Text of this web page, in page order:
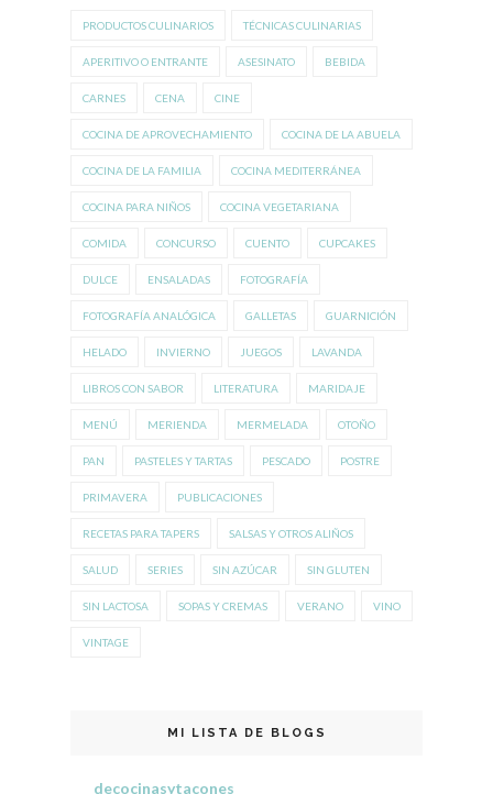
PRODUCTOS CULINARIOS TÉCNICAS CULINARIAS
APERITIVO O ENTRANTE ASESINATO BEBIDA
CARNES CENA CINE
COCINA DE APROVECHAMIENTO COCINA DE LA ABUELA
COCINA DE LA FAMILIA COCINA MEDITERRÁNEA
COCINA PARA NIÑOS COCINA VEGETARIANA
COMIDA CONCURSO CUENTO CUPCAKES
DULCE ENSALADAS FOTOGRAFÍA
FOTOGRAFÍA ANALÓGICA GALLETAS GUARNICIÓN
HELADO INVIERNO JUEGOS LAVANDA
LIBROS CON SABOR LITERATURA MARIDAJE
MENÚ MERIENDA MERMELADA OTOÑO
PAN PASTELES Y TARTAS PESCADO POSTRE
PRIMAVERA PUBLICACIONES
RECETAS PARA TAPERS SALSAS Y OTROS ALIÑOS
SALUD SERIES SIN AZÚCAR SIN GLUTEN
SIN LACTOSA SOPAS Y CREMAS VERANO VINO
VINTAGE
MI LISTA DE BLOGS
decocinasytacones